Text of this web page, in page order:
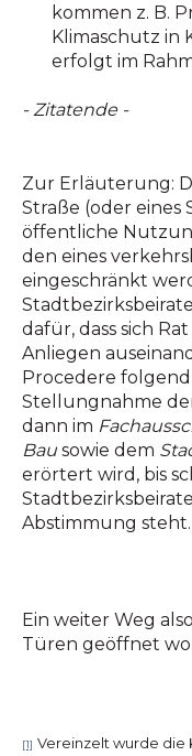
kommen z. B.
Klimaschutz in
erfolgt im
- Zitatende -
Zur Erläuterung:
Straße (oder eines
öffentliche
den eines
eingeschränkt
dafür, dass sich
Anliegen
Procedere folgend
Stellungnahme
dann im
Bau sowie dem
erörtert wird, bis
Abstimmung steht.
Ein weiter Weg
Türen geöffnet
[1] Vereinzelt wurde die